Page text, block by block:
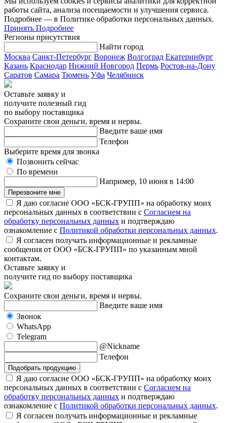
работы сайта, анализа посещаемости и улучшения сервиса.
Подробнее — в Политике обработки персональных данных.
Принять Подробнее
Регионы присутствия
Найти город
Москва Санкт-Петербург Воронеж Волгоград Екатеринбург
Казань Краснодар Нижний Новгород Пермь Ростов-на-Дону
Саратов Самара Тюмень Уфа Челябинск
Оставьте заявку и
получите полезный гид
по выбору поставщика
Сохраните свои деньги, время и нервы.
Введите ваше имя
Телефон
Выберите время для звонка
Позвонить сейчас
По времени
Например, 10 июня в 14:00
Перезвоните мне
Я даю согласие ООО «БСК-ГРУПП» на обработку моих
персональных данных в соответствии с Согласием на
обработку персональных данных и подтверждаю
ознакомление с Политикой обработки персональных данных.
Я согласен получать информационные и рекламные
сообщения от ООО «БСК-ГРУПП» по указанным мной
контактам.
Оставьте заявку и
получите гид по выбору поставщика
Сохраните свои деньги, время и нервы.
Введите ваше имя
Звонок
WhatsApp
Telegram
@Nickname
Телефон
Подобрать продукцию
Я даю согласие ООО «БСК-ГРУПП» на обработку моих
персональных данных в соответствии с Согласием на
обработку персональных данных и подтверждаю
ознакомление с Политикой обработки персональных данных.
Я согласен получать информационные и рекламные